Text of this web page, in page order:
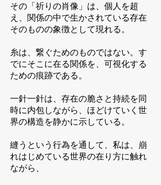
その「祈りの肖像」は、個人を超
え、関係の中で生かされている存在
そのものの象徴として現れる。
糸は、繋ぐためのものではない。す
でにそこに在る関係を、可視化する
ための痕跡である。
一針一針は、存在の脆さと持続を同
時に内包しながら、ほどけていく世
界の構造を静かに示している。
縫うという行為を通して、私は、崩
れはじめている世界の在り方に触れ
ながら、